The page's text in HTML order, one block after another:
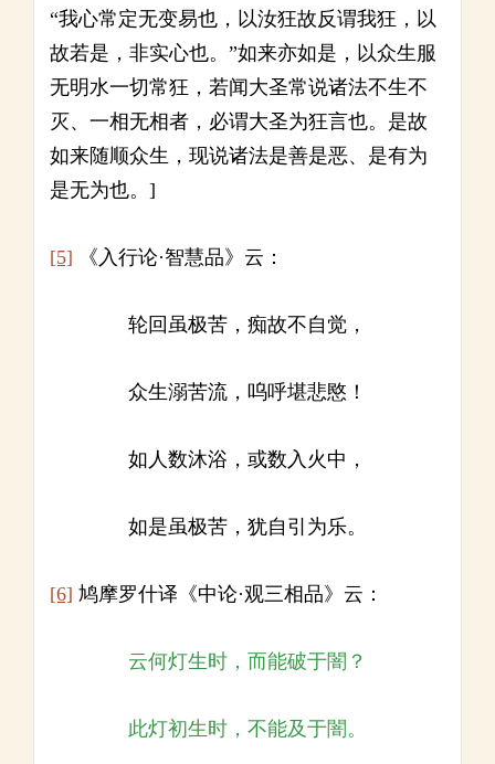
“我心常定无变易也，以汝狂故反谓我狂，以
故若是，非实心也。”如来亦如是，以众生服
无明水一切常狂，若闻大圣常说诸法不生不
灭、一相无相者，必谓大圣为狂言也。是故
如来随顺众生，现说诸法是善是恶、是有为
是无为也。]
[5] 《入行论·智慧品》云：
轮回虽极苦，痴故不自觉，
众生溺苦流，呜呼堪悲愍！
如人数沐浴，或数入火中，
如是虽极苦，犹自引为乐。
[6] 鸠摩罗什译《中论·观三相品》云：
云何灯生时，而能破于闇？
此灯初生时，不能及于闇。